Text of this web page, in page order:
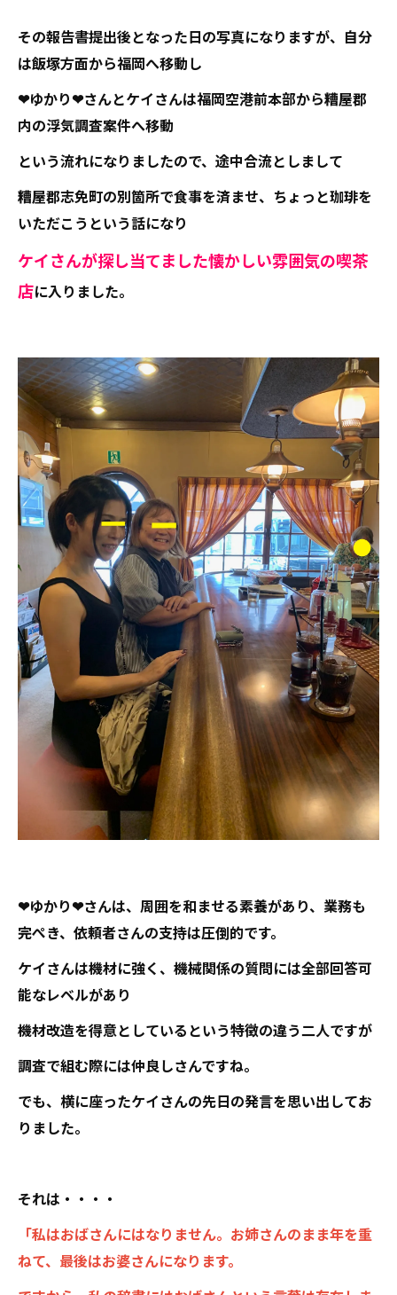
その報告書提出後となった日の写真になりますが、自分
は飯塚方面から福岡へ移動し
❤ゆかり❤さんとケイさんは福岡空港前本部から糟屋郡
内の浮気調査案件へ移動
という流れになりましたので、途中合流としまして
糟屋郡志免町の別箇所で食事を済ませ、ちょっと珈琲を
いただこうという話になり
ケイさんが探し当てました懐かしい雰囲気の喫茶
店に入りました。
❤ゆかり❤さんは、周囲を和ませる素養があり、業務も
完ぺき、依頼者さんの支持は圧倒的です。
ケイさんは機材に強く、機械関係の質問には全部回答可
能なレベルがあり
機材改造を得意としているという特徴の違う二人ですが
調査で組む際には仲良しさんですね。
でも、横に座ったケイさんの先日の発言を思い出してお
りました。
それは・・・・
「私はおばさんにはなりません。お姉さんのまま年を重
ねて、最後はお婆さんになります。